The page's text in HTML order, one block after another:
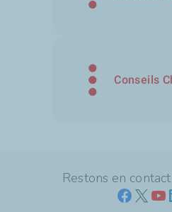
Conseils
Restons en